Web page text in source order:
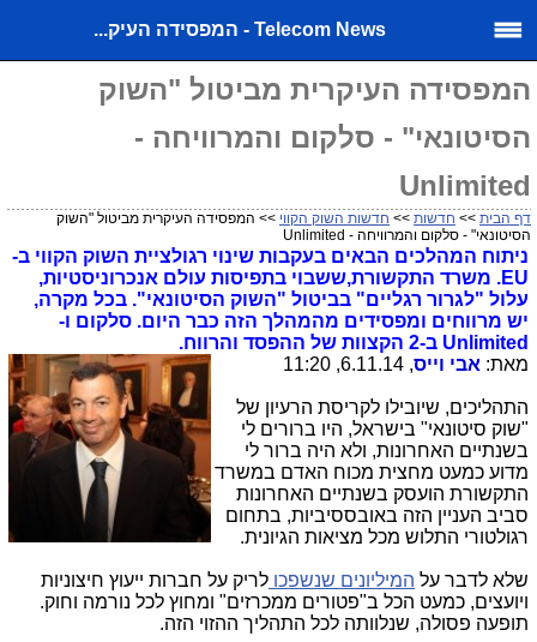
Telecom News - המפסידה העיק...
המפסידה העיקרית מביטול "השוק
הסיטונאי" - סלקום והמרוויחה -
Unlimited
דף הבית >> חדשות >> חדשות השוק הקווי >> המפסידה העיקרית מביטול "השוק
הסיטונאי" - סלקום והמרוויחה - Unlimited
ניתוח המהלכים הבאים בעקבות שינוי רגולציית השוק הקווי ב-
EU. משרד התקשורת,ששבוי בתפיסות עולם אנכרוניסטיות,
עלול "לגרור רגליים" בביטול "השוק הסיטונאי". בכל מקרה,
יש מרווחים ומפסידים מהמהלך הזה כבר היום. סלקום ו-
Unlimited ב-2 הקצוות של ההפסד והרווח.
מאת: אבי וייס, 6.11.14, 11:20
התהליכים, שיובילו לקריסת הרעיון של
"שוק סיטונאי" בישראל, היו ברורים לי
בשנתיים האחרונות, ולא היה ברור לי
מדוע כמעט מחצית מכוח האדם במשרד
התקשורת הועסק בשנתיים האחרונות
סביב העניין הזה באובססיביות, בתחום
רגולטורי התלוש מכל מציאות הגיונית.
שלא לדבר על המיליונים שנשפכו לריק על חברות ייעוץ חיצוניות
ויועצים, כמעט הכל ב"פטורים ממכרזים" ומחוץ לכל נורמה וחוק.
תופעה פסולה, שנלוותה לכל התהליך ההזוי הזה.